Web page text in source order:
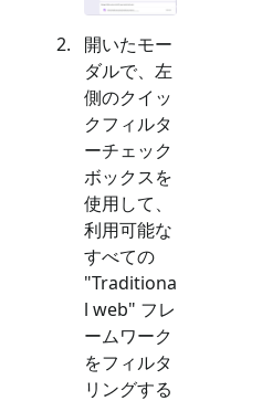
開いたモー
ダルで、左
側のクイッ
クフィルタ
ーチェック
ボックスを
使用して、
利用可能な
すべての
"Traditiona
l web" フレ
ームワーク
をフィルタ
リングする